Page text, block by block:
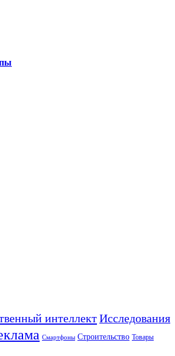
интеллектИсследования
Смартфоны Строительство Товары